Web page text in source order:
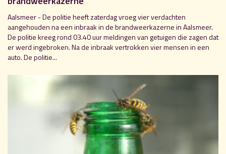
Aalsmeer - De politie heeft zaterdag vroeg vier verdachten
aangehouden na een inbraak in de brandweerkazerne in Aalsmeer.
De politie kreeg rond 03.40 uur meldingen van getuigen die zagen dat
er werd ingebroken. Na de inbraak vertrokken vier mensen in een
auto. De politie...